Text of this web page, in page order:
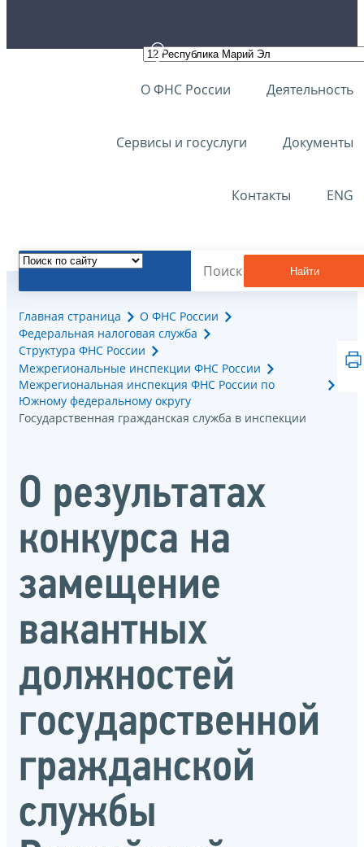
О ФНС России Деятельность
Сервисы и госуслуги Документы
Контакты ENG
Найти
Главная страница
О ФНС России
Федеральная налоговая служба
Структура ФНС России
Межрегиональные инспекции ФНС России
Межрегиональная инспекция ФНС России по
Южному федеральному округу
Государственная гражданская служба в инспекции
О результатах
конкурса на
замещение
вакантных
должностей
государственной
гражданской
службы